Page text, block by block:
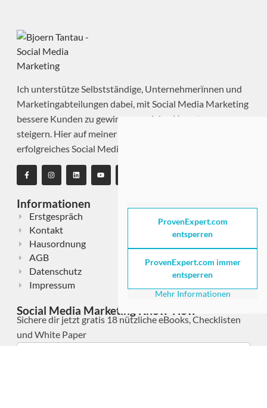
Ich unterstütze Selbstständige, Unternehmerïnnen und
Marketingabteilungen dabei, mit Social Media Marketing
bessere Kunden zu gewinnen und den Umsatz zu
steigern. Hier auf meiner Website zeige ich, wie
erfolgreiches Social Media Marketing funktioniert.
Informationen
Erstgespräch
Kontakt
Hausordnung
AGB
Datenschutz
Impressum
Social Media Marketing Know-How
Sichere dir jetzt gratis 18 nützliche eBooks, Checklisten
und White Paper
ProvenExpert.com
entsperren
ProvenExpert.com immer
entsperren
Mehr Informationen